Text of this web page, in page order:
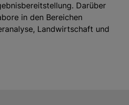
Darüber
in den Bereichen
Landwirtschaft und